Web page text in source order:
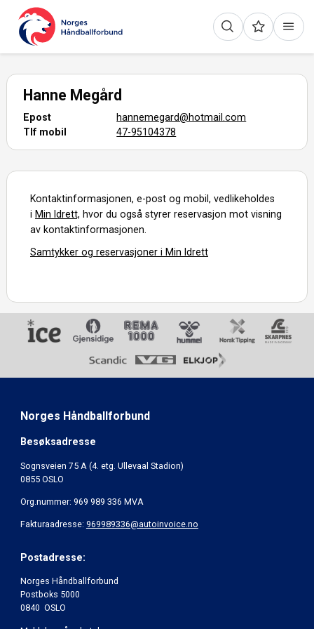
Hanne Megård
Epost
hannemegard@hotmail.com
Tlf mobil
47-95104378
Kontaktinformasjonen, e-post og mobil, vedlikeholdes
i Min Idrett, hvor du også styrer reservasjon mot visning
av kontaktinformasjonen.
Samtykker og reservasjoner i Min Idrett
Norges Håndballforbund
Besøksadresse
Sognsveien 75 A (4. etg. Ullevaal Stadion)
0855 OSLO
Org.nummer: 969 989 336 MVA
Fakturaadresse: 969989336@autoinvoice.no
Postadresse:
Norges Håndballforbund
Postboks 5000
0840 OSLO